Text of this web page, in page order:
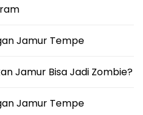
Jamur Tempe
Jamur Bisa Jadi Zombie?
Jamur Tempe